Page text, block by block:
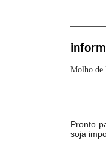
Molho de
Pronto
soja